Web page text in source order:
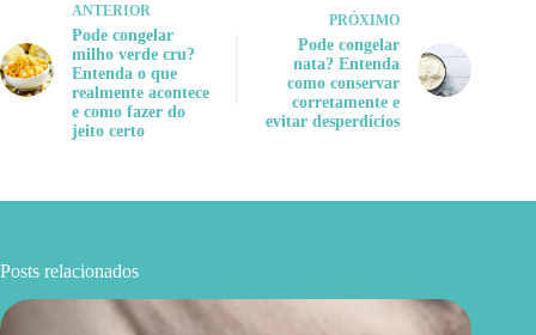
ANTERIOR
Pode congelar
milho verde cru?
Entenda o que
realmente acontece
e como fazer do
jeito certo
PRÓXIMO
Pode congelar
nata? Entenda
como conservar
corretamente e
evitar desperdícios
Posts relacionados